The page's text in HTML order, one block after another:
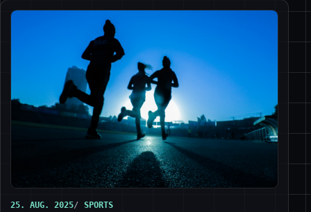
25. AUG. 2025 SPORTS